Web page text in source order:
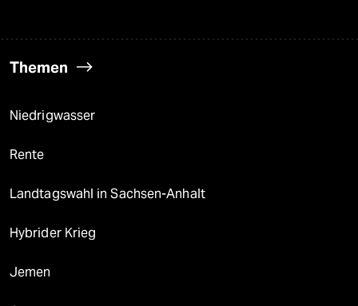
Themen
Niedrigwasser
Rente
Landtagswahl in Sachsen-Anhalt
Hybrider Krieg
Jemen